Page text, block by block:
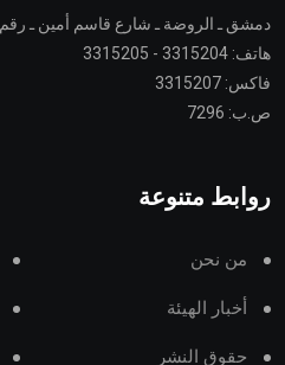
دمشق ـ الروضة ـ شارع قاسم أمين ـ رقم 39
هاتف: 3315204 - 3315205
فاكس: 3315207
ص.ب: 7296
روابط متنوعة
من نحن
أخبار الهيئة
حقوق النشر